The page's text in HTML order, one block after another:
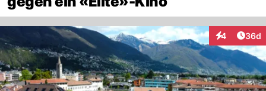
4
Interaktionen
36d